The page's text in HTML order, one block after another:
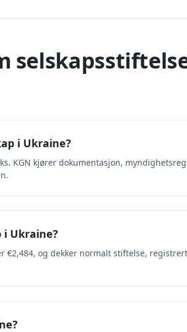
i Ukraine?
KGN kjører dokumentasjon,
Ukraine?
og dekker normalt stiftelse,